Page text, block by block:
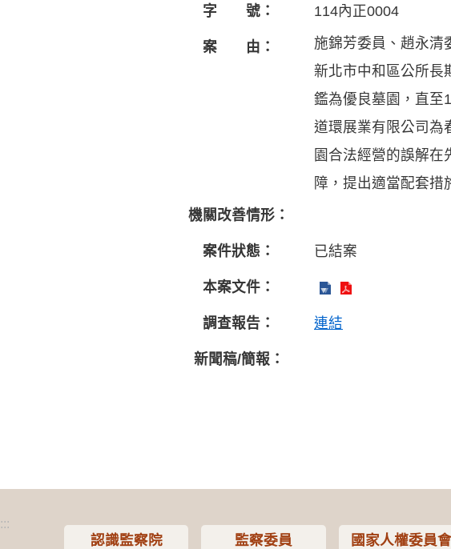
字 號： 114內正0004
案 由：
施錦芳委員、趙永清
新北市中和區公所長
鑑為優良墓園，直至
道環展業有限公司為
園合法經營的誤解
障，提出適當配套措
機關改善情形：
案件狀態： 已結案
本案文件：
調查報告： 連結
新聞稿/簡報：
:::
認識監察院 監察委員 國家人權委員會